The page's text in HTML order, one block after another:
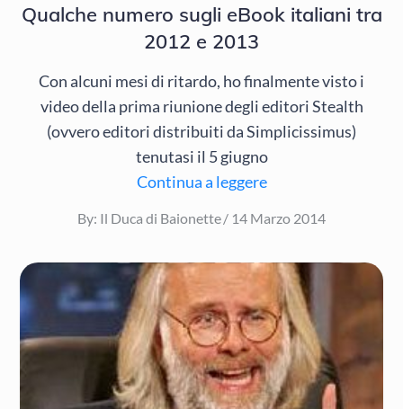
Qualche numero sugli eBook italiani tra
2012 e 2013
Con alcuni mesi di ritardo, ho finalmente visto i
video della prima riunione degli editori Stealth
(ovvero editori distribuiti da Simplicissimus)
tenutasi il 5 giugno
Continua a leggere
By: Il Duca di Baionette
Posted
14 Marzo 2014